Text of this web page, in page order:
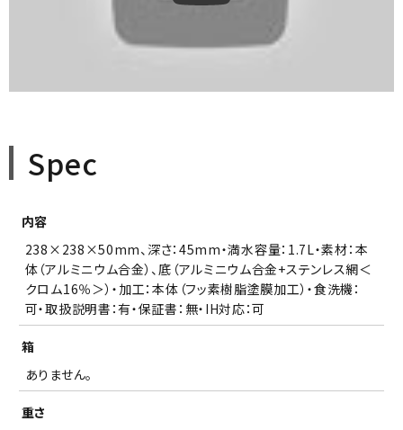
Spec
内容
238×238×50mm、深さ：45mm・満水容量：1.7L・素材：本
体（アルミニウム合金）、底（アルミニウム合金+ステンレス網＜
クロム16％＞）・加工：本体（フッ素樹脂塗膜加工）・食洗機：
可・取扱説明書：有・保証書：無・IH対応：可
箱
ありません。
重さ